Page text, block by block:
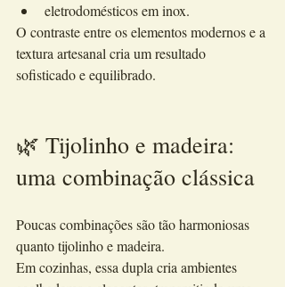
eletrodomésticos em inox.
O contraste entre os elementos modernos e a
textura artesanal cria um resultado
sofisticado e equilibrado.
🌿 Tijolinho e madeira:
uma combinação clássica
Poucas combinações são tão harmoniosas
quanto tijolinho e madeira.
Em cozinhas, essa dupla cria ambientes